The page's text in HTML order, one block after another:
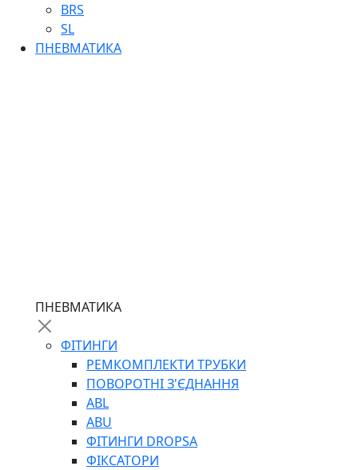
BRS
SL
ПНЕВМАТИКА
ПНЕВМАТИКА
ФІТИНГИ
РЕМКОМПЛЕКТИ ТРУБКИ
ПОВОРОТНІ З'ЄДНАННЯ
ABL
ABU
ФІТИНГИ DROPSA
ФІКСАТОРИ